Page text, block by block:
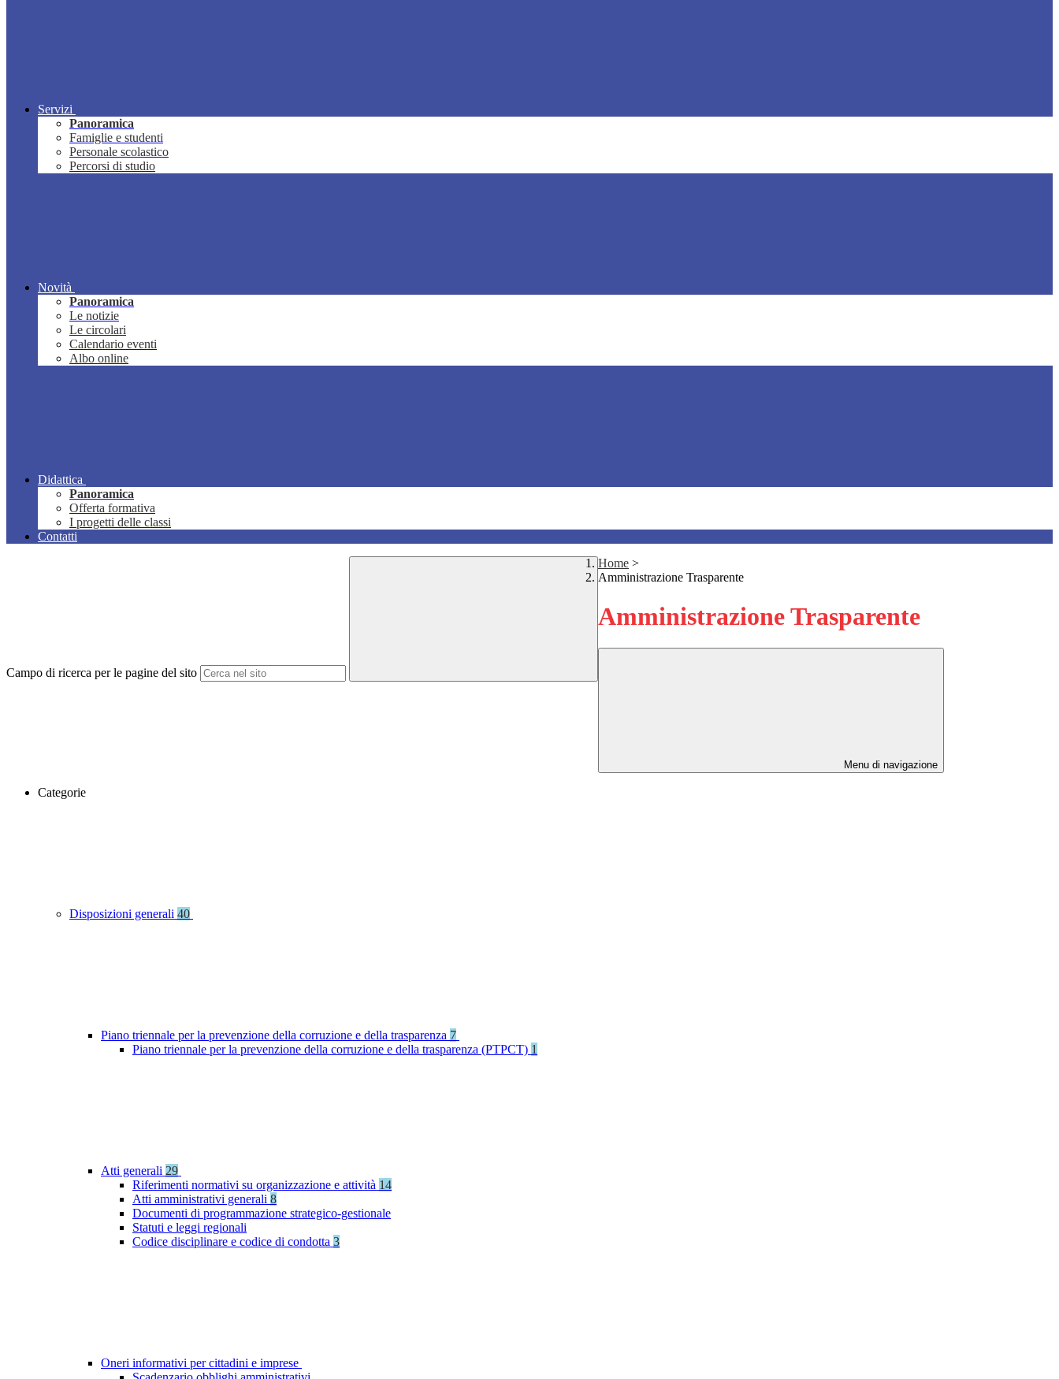
Servizi
Panoramica
Famiglie e studenti
Personale scolastico
Percorsi di studio
Novità
Panoramica
Le notizie
Le circolari
Calendario eventi
Albo online
Didattica
Panoramica
Offerta formativa
I progetti delle classi
Contatti
Campo di ricerca per le pagine del sito
Home >
Amministrazione Trasparente
Amministrazione Trasparente
Menu di navigazione
Categorie
Disposizioni generali 40
Piano triennale per la prevenzione della corruzione e della trasparenza 7
Piano triennale per la prevenzione della corruzione e della trasparenza (PTPCT) 1
Atti generali 29
Riferimenti normativi su organizzazione e attività 14
Atti amministrativi generali 8
Documenti di programmazione strategico-gestionale
Statuti e leggi regionali
Codice disciplinare e codice di condotta 3
Oneri informativi per cittadini e imprese